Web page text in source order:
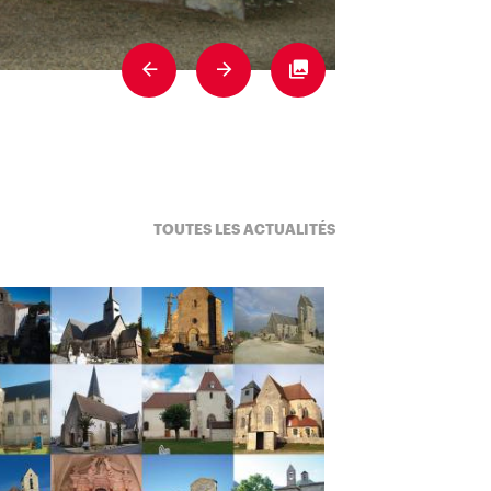
PreviousNext Fullscreen
TOUTES LES ACTUALITÉS